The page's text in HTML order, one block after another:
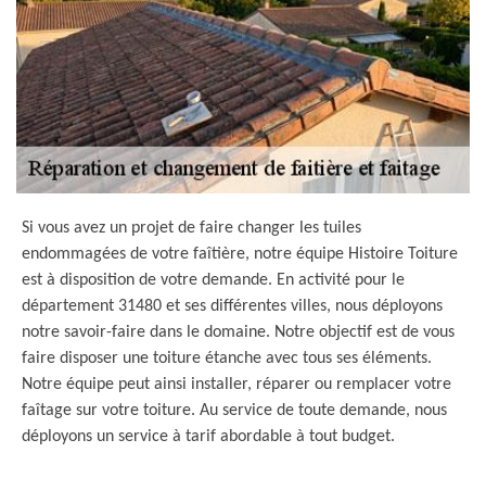
Si vous avez un projet de faire changer les tuiles
endommagées de votre faîtière, notre équipe Histoire Toiture
est à disposition de votre demande. En activité pour le
département 31480 et ses différentes villes, nous déployons
notre savoir-faire dans le domaine. Notre objectif est de vous
faire disposer une toiture étanche avec tous ses éléments.
Notre équipe peut ainsi installer, réparer ou remplacer votre
faîtage sur votre toiture. Au service de toute demande, nous
déployons un service à tarif abordable à tout budget.